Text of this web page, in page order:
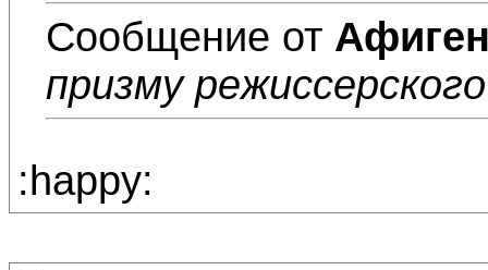
Сообщение от
призму
:happy: